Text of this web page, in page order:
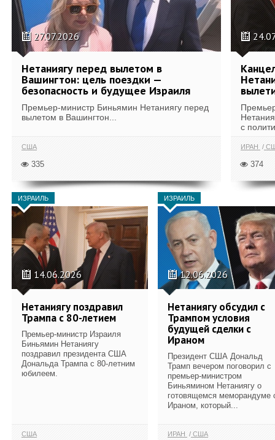
27.07.2026
Нетаниягу перед вылетом в
Вашингтон: цель поездки —
безопасность и будущее Израиля
Премьер-министр Биньямин Нетаниягу перед
вылетом в Вашингтон...
США
335
с
ИРАН
374
ИЗРАИЛЬ
14.06.2026
Нетаниягу поздравил
Трампа с 80-летием
Премьер-министр Израиля
Биньямин Нетаниягу
поздравил президента США
Дональда Трампа с 80-летним
юбилеем.
США
ИЗРАИЛЬ
12.06.2026
Нетаниягу обсудил с
Трампом условия
будущей сделки с
Ираном
Президент США Дональд
Трамп вечером поговорил с
премьер-министром
Биньямином Нетаниягу о
готовящемся меморандуме
Ираном, который...
ИРАН США